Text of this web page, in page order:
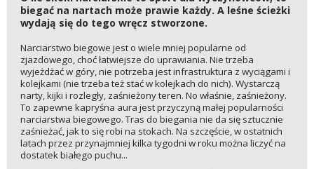
biegać na nartach może prawie każdy. A leśne ścieżki
wydają się do tego wręcz stworzone.
Narciarstwo biegowe jest o wiele mniej popularne od
zjazdowego, choć łatwiejsze do uprawiania. Nie trzeba
wyjeżdżać w góry, nie potrzeba jest infrastruktura z wyciągami i
kolejkami (nie trzeba też stać w kolejkach do nich). Wystarczą
narty, kijki i rozległy, zaśnieżony teren. No właśnie, zaśnieżony.
To zapewne kapryśna aura jest przyczyną małej popularności
narciarstwa biegowego. Tras do biegania nie da się sztucznie
zaśnieżać, jak to się robi na stokach. Na szczęście, w ostatnich
latach przez przynajmniej kilka tygodni w roku można liczyć na
dostatek białego puchu...